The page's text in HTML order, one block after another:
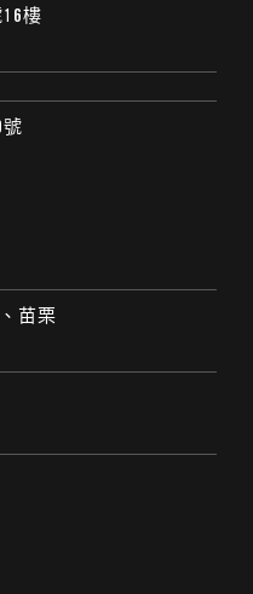
樓
號
苗栗